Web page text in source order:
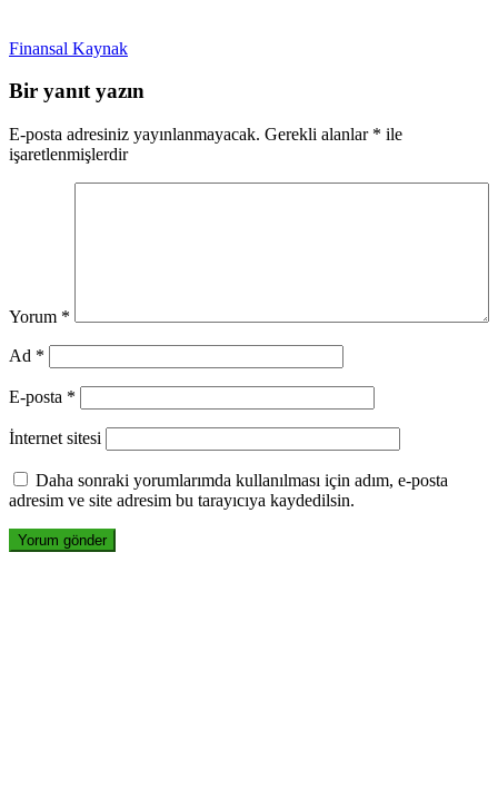
Finansal Kaynak
Bir yanıt yazın
E-posta adresiniz yayınlanmayacak. Gerekli alanlar * ile
işaretlenmişlerdir
Yorum *
Ad *
E-posta *
İnternet sitesi
Daha sonraki yorumlarımda kullanılması için adım, e-posta
adresim ve site adresim bu tarayıcıya kaydedilsin.